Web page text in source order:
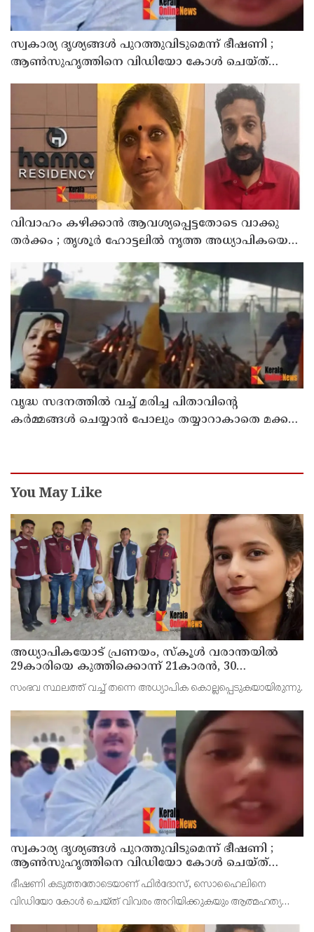
സ്വകാര്യ ദൃശ്യങ്ങള്‍ പുറത്തുവിടുമെന്ന് ഭീഷണി ;
ആണ്‍സുഹൃത്തിനെ വിഡിയോ കോള്‍ ചെയ്ത്
യുവതി ജീവനൊടുക്കി
വിവാഹം കഴിക്കാന്‍ ആവശ്യപ്പെട്ടതോടെ വാക്കു
തര്‍ക്കം ; തൃശൂര്‍ ഹോട്ടലില്‍ നൃത്ത അധ്യാപികയെ
കഴുത്തുഞെരിച്ചു കൊലപ്പെടുത്തി സുഹൃത്ത്
വൃദ്ധ സദനത്തില്‍ വച്ച് മരിച്ച പിതാവിന്റെ
കര്‍മ്മങ്ങള്‍ ചെയ്യാന്‍ പോലും തയ്യാറാകാതെ മക്കള്‍
You May Like
അധ്യാപികയോട് പ്രണയം, സ്‌കൂള്‍ വരാന്തയില്‍
29കാരിയെ കുത്തിക്കൊന്ന് 21കാരന്‍, 30
സെക്കന്റില്‍ 34 തവണ കുത്തിയെന്ന് പൊലീസ്
സംഭവ സ്ഥലത്ത് വച്ച് തന്നെ അധ്യാപിക കൊല്ലപ്പെടുകയായിരുന്നു.
സ്വകാര്യ ദൃശ്യങ്ങള്‍ പുറത്തുവിടുമെന്ന് ഭീഷണി ;
ആണ്‍സുഹൃത്തിനെ വിഡിയോ കോള്‍ ചെയ്ത്
യുവതി ജീവനൊടുക്കി
ഭീഷണി കടുത്തതോടെയാണ് ഫിര്‍ദോസ്, സൊഹൈലിനെ
വിഡിയോ കോള്‍ ചെയ്ത് വിവരം അറിയിക്കുകയും ആത്മഹത്യ